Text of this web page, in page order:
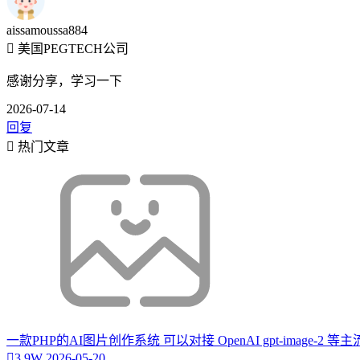
aissamoussa884
美国PEGTECH公司
感谢分享，学习一下
2026-07-14
回复
热门文章
一款PHP的AI图片创作系统 可以对接 OpenAI gpt-image-2 等主